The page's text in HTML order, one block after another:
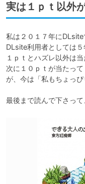
実は１ｐｔ以外
私は２０１７年に
DLsite利用者としては
１ｐｔとハズレ以外は
次に１０ｐｔが当たっ
が、今は「私もちょっぴ
最後まで読んで下さっ